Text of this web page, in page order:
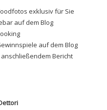
exklusiv für Sie
auf dem Blog
auf dem Blog
Bericht